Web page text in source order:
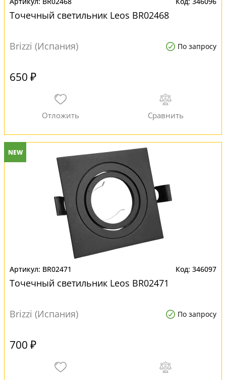
Точечный светильник Leos BR02468
Brizzi (Испания) По запросу
650 ₽
NEW
BR02471 346097
Точечный светильник Leos BR02471
Brizzi (Испания) По запросу
700 ₽